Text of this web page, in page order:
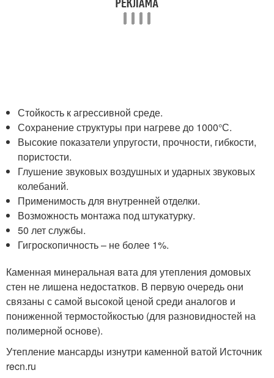
Стойкость к агрессивной среде.
Сохранение структуры при нагреве до 1000°С.
Высокие показатели упругости, прочности, гибкости,
пористости.
Глушение звуковых воздушных и ударных звуковых
колебаний.
Применимость для внутренней отделки.
Возможность монтажа под штукатурку.
50 лет службы.
Гигроскопичность – не более 1%.
Каменная минеральная вата для утепления домовых
стен не лишена недостатков. В первую очередь они
связаны с самой высокой ценой среди аналогов и
пониженной термостойкостью (для разновидностей на
полимерной основе).
Утепление мансарды изнутри каменной ватой Источник
recn.ru